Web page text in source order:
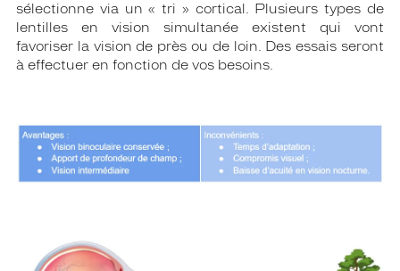
sélectionne via un « tri » cortical. Plusieurs types de
lentilles en vision simultanée existent qui vont
favoriser la vision de près ou de loin. Des essais seront
à effectuer en fonction de vos besoins.